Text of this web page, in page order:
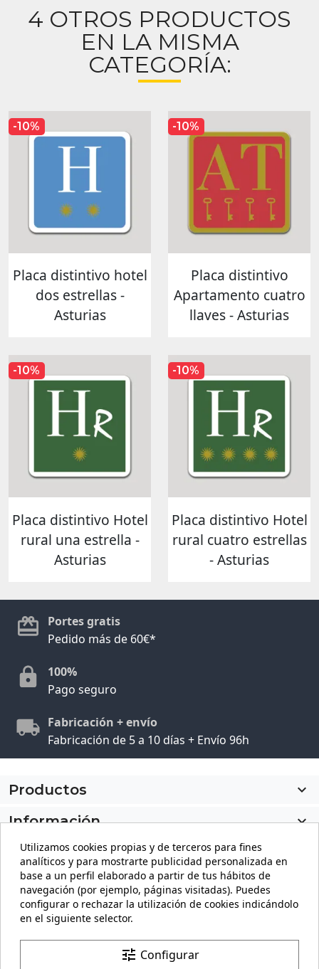
4 OTROS PRODUCTOS
EN LA MISMA
CATEGORÍA:
Placa distintivo hotel
dos estrellas -
Asturias
-10%
Placa distintivo
Apartamento cuatro
llaves - Asturias
-10%
Placa distintivo Hotel
rural una estrella -
Asturias
-10%
Placa distintivo Hotel
rural cuatro estrellas
- Asturias
-10%
Portes gratis
Pedido más de 60€*
100%
Pago seguro
Fabricación + envío
Fabricación de 5 a 10 días + Envío 96h
Productos

Información

Mi cuenta
Información de la tienda
Facebook
Utilizamos cookies propias y de terceros para fines
analíticos y para mostrarte publicidad personalizada en
base a un perfil elaborado a partir de tus hábitos de
navegación (por ejemplo, páginas visitadas). Puedes
configurar o rechazar la utilización de cookies indicándolo
en el siguiente selector.
tune Configurar